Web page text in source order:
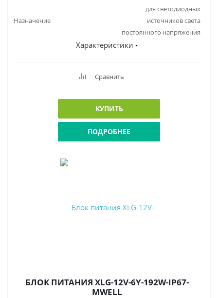
Назначение
для светодиодных
источников света
постоянного напряжения
Характеристики
Сравнить
КУПИТЬ
ПОДРОБНЕЕ
БЛОК ПИТАНИЯ XLG-12V-6Y-192W-IP67-
MWELL